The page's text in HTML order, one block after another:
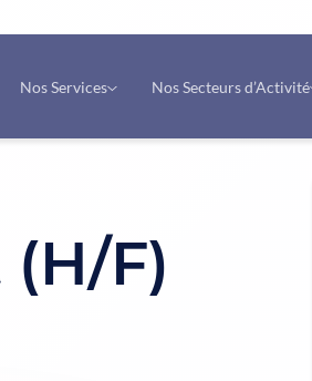
Nos Services Nos Secteurs d’Activité
F)